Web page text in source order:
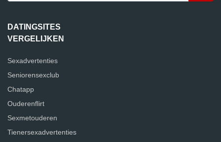
DATINGSITES
VERGELIJKEN
Sexadvertenties
Seniorensexclub
Chatapp
Ouderenflirt
Sexmetouderen
Tienersexadvertenties